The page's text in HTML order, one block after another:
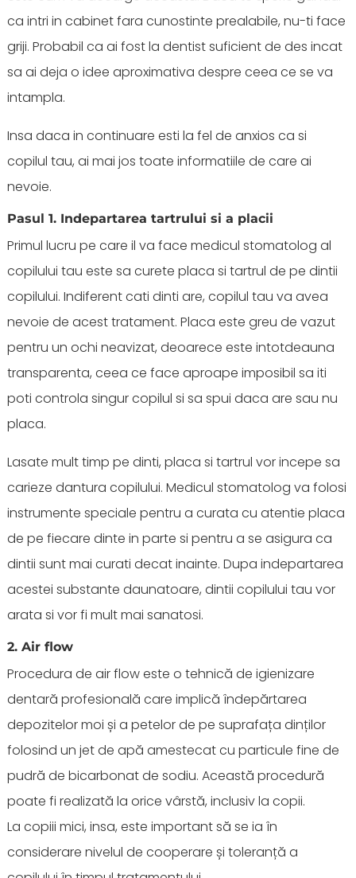
ca intri in cabinet fara cunostinte prealabile, nu-ti face
griji. Probabil ca ai fost la dentist suficient de des incat
sa ai deja o idee aproximativa despre ceea ce se va
intampla.
Insa daca in continuare esti la fel de anxios ca si
copilul tau, ai mai jos toate informatiile de care ai
nevoie.
Pasul 1. Indepartarea tartrului si a placii
Primul lucru pe care il va face medicul stomatolog al
copilului tau este sa curete placa si tartrul de pe dintii
copilului. Indiferent cati dinti are, copilul tau va avea
nevoie de acest tratament. Placa este greu de vazut
pentru un ochi neavizat, deoarece este intotdeauna
transparenta, ceea ce face aproape imposibil sa iti
poti controla singur copilul si sa spui daca are sau nu
placa.
Lasate mult timp pe dinti, placa si tartrul vor incepe sa
carieze dantura copilului. Medicul stomatolog va folosi
instrumente speciale pentru a curata cu atentie placa
de pe fiecare dinte in parte si pentru a se asigura ca
dintii sunt mai curati decat inainte. Dupa indepartarea
acestei substante daunatoare, dintii copilului tau vor
arata si vor fi mult mai sanatosi.
2. Air flow
Procedura de air flow este o tehnică de igienizare
dentară profesională care implică îndepărtarea
depozitelor moi și a petelor de pe suprafața dinților
folosind un jet de apă amestecat cu particule fine de
pudră de bicarbonat de sodiu. Această procedură
poate fi realizată la orice vârstă, inclusiv la copii.
La copiii mici, insa, este important să se ia în
considerare nivelul de cooperare și toleranță a